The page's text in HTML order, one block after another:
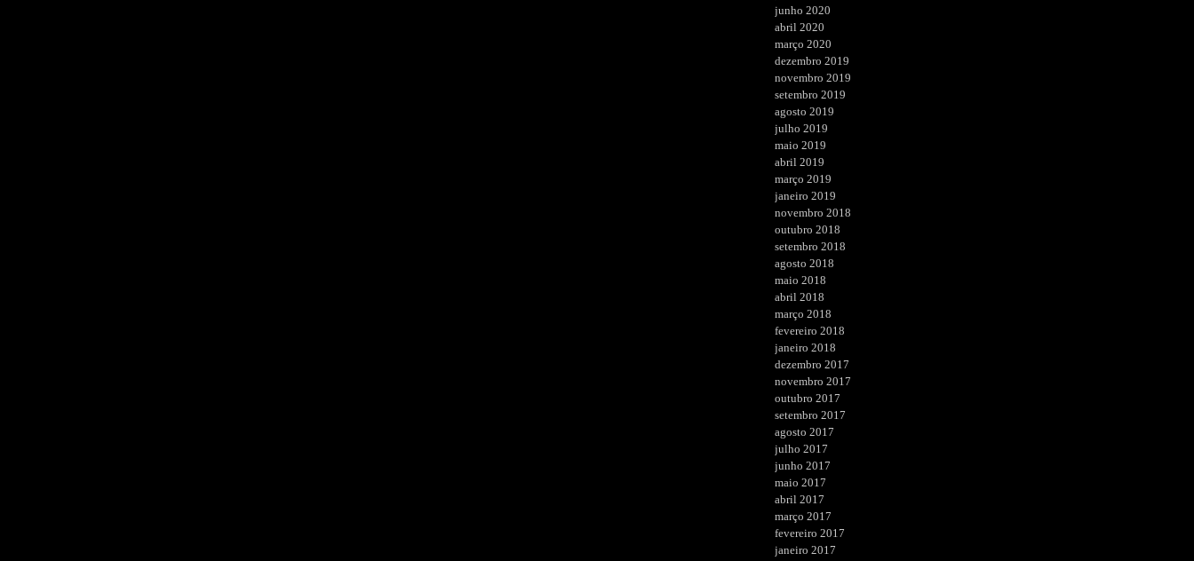
junho 2020
abril 2020
março 2020
dezembro 2019
novembro 2019
setembro 2019
agosto 2019
julho 2019
maio 2019
abril 2019
março 2019
janeiro 2019
novembro 2018
outubro 2018
setembro 2018
agosto 2018
maio 2018
abril 2018
março 2018
fevereiro 2018
janeiro 2018
dezembro 2017
novembro 2017
outubro 2017
setembro 2017
agosto 2017
julho 2017
junho 2017
maio 2017
abril 2017
março 2017
fevereiro 2017
janeiro 2017